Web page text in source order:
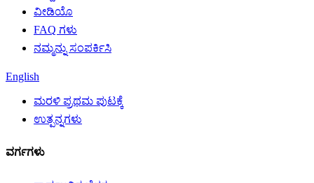
ವೀಡಿಯೊ
FAQ ಗಳು
ನಮ್ಮನ್ನು ಸಂಪರ್ಕಿಸಿ
English
ಮರಳಿ ಪ್ರಥಮ ಪುಟಕ್ಕೆ
ಉತ್ಪನ್ನಗಳು
ವರ್ಗಗಳು